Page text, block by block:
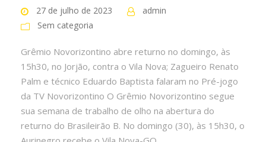
27 de julho de 2023
admin
Sem categoria
Grêmio Novorizontino abre returno no domingo, às
15h30, no Jorjão, contra o Vila Nova; Zagueiro Renato
Palm e técnico Eduardo Baptista falaram no Pré-jogo
da TV Novorizontino O Grêmio Novorizontino segue
sua semana de trabalho de olho na abertura do
returno do Brasileirão B. No domingo (30), às 15h30, o